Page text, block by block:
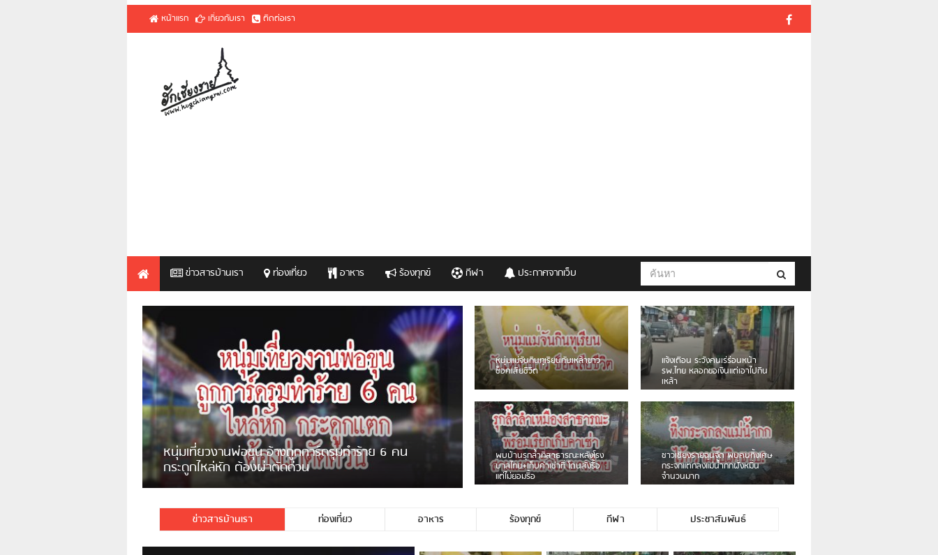
หน้าแรก เกี่ยวกับเรา ติดต่อเรา
ข่าวสารบ้านเรา ท่องเที่ยว อาหาร ร้องทุกข์ กีฬา ประกาศจากเว็บ
หนุ่มเที่ยวงานพ่อขุน อ้างถูกการ์ดรุมทำร้าย 6 คน
กระดูกไหล่หัก ต้องผ่าตัดด่วน
เกิดเหตุจากผู้ใช้ Facebook รายหนึ่งได้โพสต์อ้างว่าตนถูก […]
หนุ่มแม่จันกินทุเรียนกับเหล้าขาว
ช็อคเสียชีวิต
แจ้งเตือน ระวังคนเร่ร่อนหน้า
รพ.ไทย หลอกขอเงินแต่เอาไปกิน
เหล้า
พบบ้านรุกล้ำที่สาธารณะหลังโรง
บาลไทย+เก็บค่าเช่าที่ โดนสั่งรื้อ
แต่ไม่ยอมรื้อ
ชาวเชียงรายฉุนจัด พบคนทิ้งเศษ
กระจกแตกลงแม่น้ำกกฝั่งหมิ่น
จำนวนมาก
ข่าวสารบ้านเรา ท่องเที่ยว อาหาร ร้องทุกข์ กีฬา ประชาสัมพันธ์